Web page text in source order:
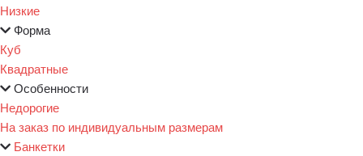
Низкие
Форма
Куб
Квадратные
Особенности
Недорогие
На заказ по индивидуальным размерам
Банкетки